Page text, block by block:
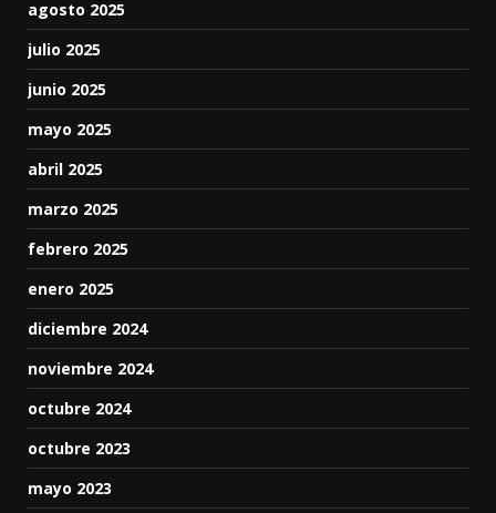
agosto 2025
julio 2025
junio 2025
mayo 2025
abril 2025
marzo 2025
febrero 2025
enero 2025
diciembre 2024
noviembre 2024
octubre 2024
octubre 2023
mayo 2023